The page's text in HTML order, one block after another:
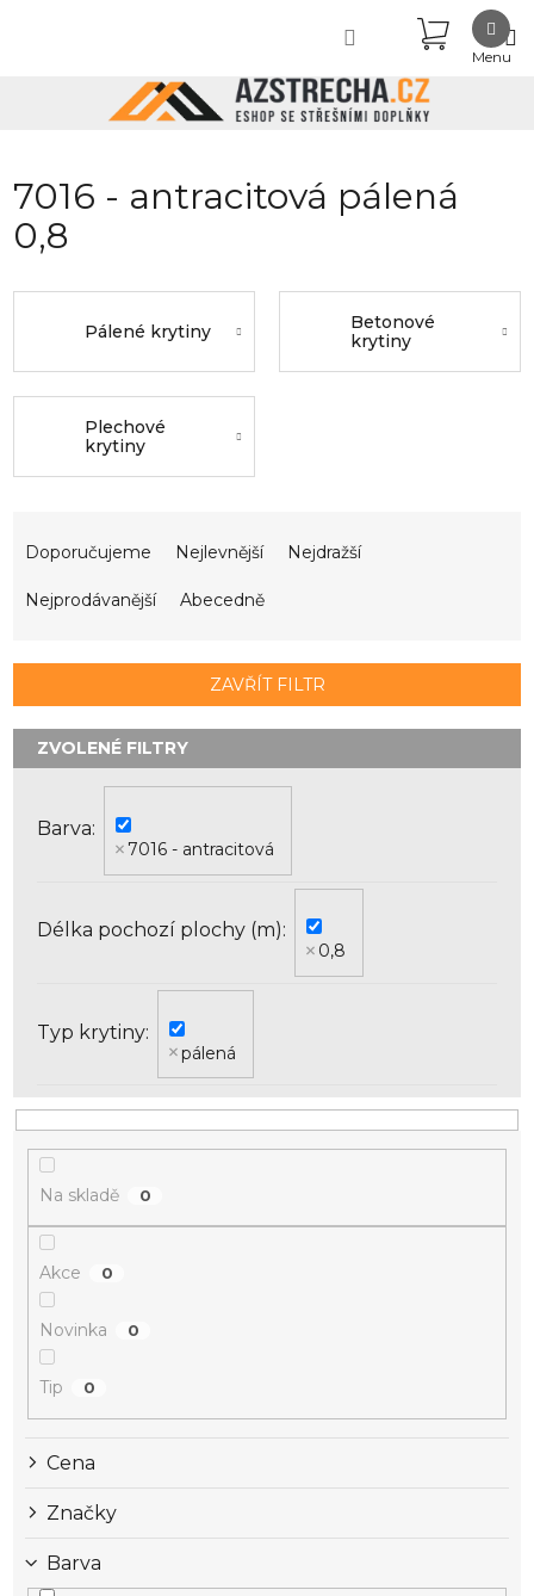
KOŠÍK
7016 - antracitová pálená
0,8
Pálené krytiny
Betonové
krytiny
Plechové
krytiny
r
o
Doporučujeme Nejlevnější Nejdražší
Nejprodávanější Abecedně
ZAVŘÍT FILTR
Barva
7016 - antracitová
Délka pochozí plochy (m)
0,8
Typ krytiny
pálená
Na skladě 0
Akce 0
Novinka 0
Tip 0
Cena
Značky
Barva